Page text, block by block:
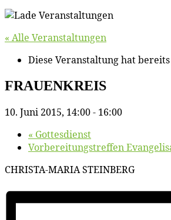
« Alle Veranstaltungen
Diese Veranstaltung hat
FRAUENKREIS
10. Juni 2015, 14:00- 16:00
« Got­tes­dienst
Vor­be­rei­tungs­tref­fen
CHRISTA-MARIA STEINBERG